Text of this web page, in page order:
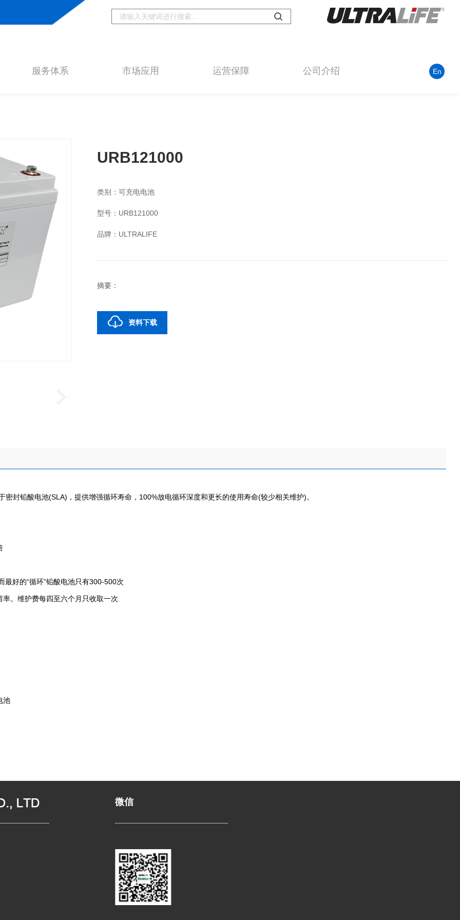
服务体系 市场应用 运营保障 公司介绍 En
URB121000
类别：可充电电池
型号：URB121000
品牌：ULTRALIFE
摘要：
资料下载
密封铅酸电池(SLA) ，提供增强循环寿命， 100%放电循环深度和更长的使用寿命(较少相关维护)。
最好的“循环”铅酸电池只有300-500次
。维护费每四至六个月只收取一次
池
微信